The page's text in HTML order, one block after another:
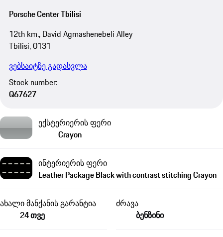
Porsche Center Tbilisi
12th km., David Agmashenebeli Alley
Tbilisi, 0131
ვებსაიტზე გადასვლა
Stock number:
Q67627
ექსტერიერის ფერი
Crayon
ინტერიერის ფერი
Leather Package Black with contrast stitching Crayon
ახალი მანქანის გარანტია
24 თვე
ძრავა
ბენზინი